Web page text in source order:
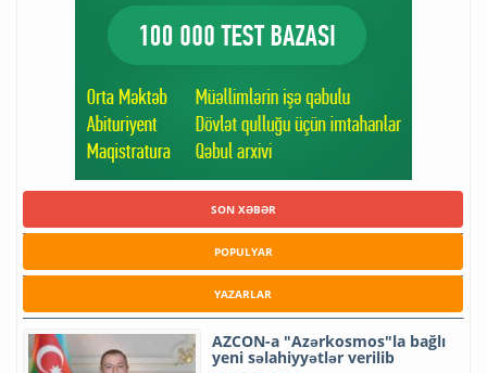
SON XƏBƏR
POPULYAR
YAZARLAR
AZCON-a "Azərkosmos"la bağlı
yeni səlahiyyətlər verilib